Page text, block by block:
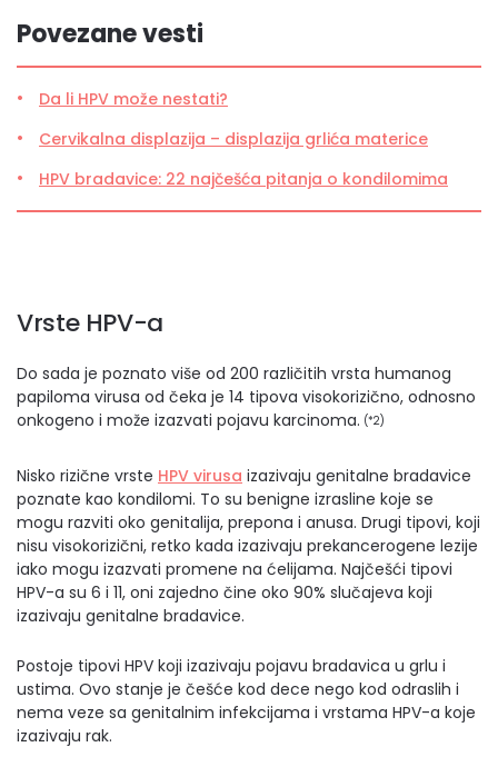
Povezane vesti
Da li HPV može nestati?
Cervikalna displazija – displazija grlića materice
HPV bradavice: 22 najčešća pitanja o kondilomima
Vrste HPV-a
Do sada je poznato više od 200 različitih vrsta humanog
papiloma virusa od čeka je 14 tipova visokorizično, odnosno
onkogeno i može izazvati pojavu karcinoma. (*2)
Nisko rizične vrste HPV virusa izazivaju genitalne bradavice
poznate kao kondilomi. To su benigne izrasline koje se
mogu razviti oko genitalija, prepona i anusa. Drugi tipovi, koji
nisu visokorizični, retko kada izazivaju prekancerogene lezije
iako mogu izazvati promene na ćelijama. Najčešći tipovi
HPV-a su 6 i 11, oni zajedno čine oko 90% slučajeva koji
izazivaju genitalne bradavice.
Postoje tipovi HPV koji izazivaju pojavu bradavica u grlu i
ustima. Ovo stanje je češće kod dece nego kod odraslih i
nema veze sa genitalnim infekcijama i vrstama HPV-a koje
izazivaju rak.